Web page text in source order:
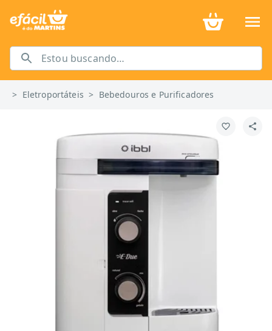
> Eletroportáteis > Bebedouros e Purificadores